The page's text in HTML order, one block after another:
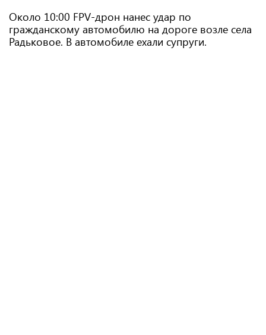
Около 10:00 FPV-дрон нанес удар по
гражданскому автомобилю на дороге возле села
Радьковое. В автомобиле ехали супруги.